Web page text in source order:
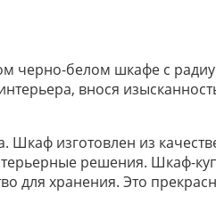
черно-белом шкафе с
внося
изготовлен из
решения. Шкаф-
хранения. Это